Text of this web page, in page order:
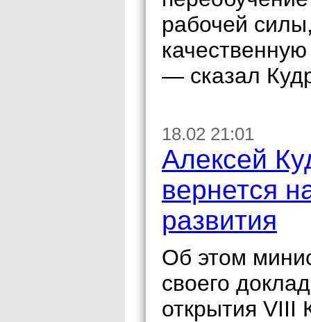
рабочей
— сказал
18.02 21:01
Алексей
вернется
развития
Об этом
своего
открытия VIII